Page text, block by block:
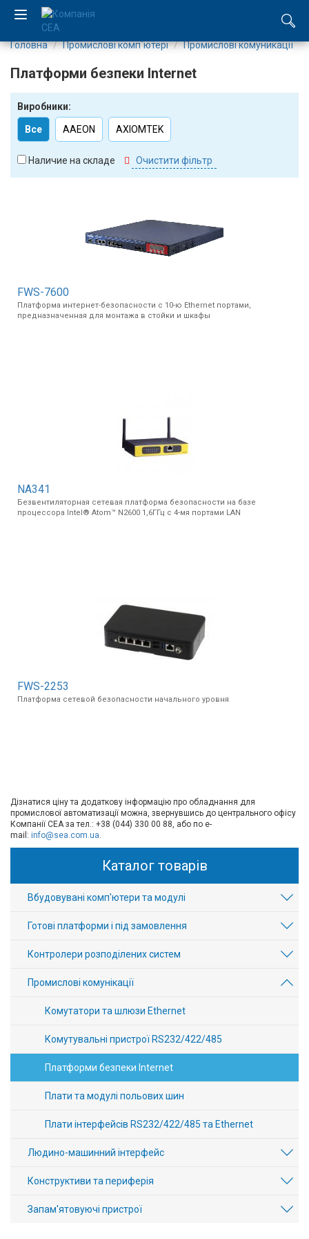
Компанія
Каталог
Вакансії
Тех.
Підтримка
Головна Промислові комп`ютері Промислові комуникації
Платформи безпеки Internet
Виробники:
Все AAEON AXIOMTEK
Наличие на складе Очистити фільтр
FWS-7600
Платформа интернет-безопасности с 10-ю Ethernet портами,
предназначенная для монтажа в стойки и шкафы
NA341
Безвентиляторная сетевая платформа безопасности на базе
процессора Intel® Atom™ N2600 1,6ГГц с 4-мя портами LAN
FWS-2253
Платформа сетевой безопасности начального уровня
Дізнатися ціну та додаткову інформацію про обладнання для
промислової автоматизації можна, звернувшись до центрального офісу
Компанії СЕА за тел.: +38 (044) 330 00 88, або по e-
mail: info@sea.com.ua.
Каталог товарів
Вбудовувані комп'ютери та модулі
Готові платформи і під замовлення
Контролери розподілених систем
Промислові комунікації
Комутатори та шлюзи Ethernet
Комутувальні пристрої RS232/422/485
Платформи безпеки Internet
Плати та модулі польових шин
Плати інтерфейсів RS232/422/485 та Ethernet
Людино-машинний інтерфейс
Конструктиви та периферія
Запам'ятовуючі пристрої